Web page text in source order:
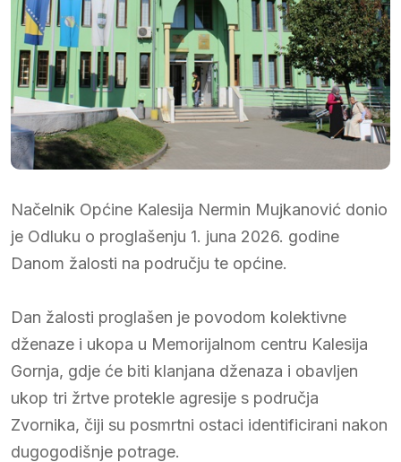
Načelnik Općine Kalesija Nermin Mujkanović donio
je Odluku o proglašenju 1. juna 2026. godine
Danom žalosti na području te općine.
Dan žalosti proglašen je povodom kolektivne
dženaze i ukopa u Memorijalnom centru Kalesija
Gornja, gdje će biti klanjana dženaza i obavljen
ukop tri žrtve protekle agresije s područja
Zvornika, čiji su posmrtni ostaci identificirani nakon
dugogodišnje potrage.